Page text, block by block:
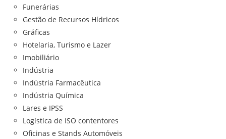
Funerárias
Gestão de Recursos Hídricos
Gráficas
Hotelaria, Turismo e Lazer
Imobiliário
Indústria
Indústria Farmacêutica
Indústria Química
Lares e IPSS
Logística de ISO contentores
Oficinas e Stands Automóveis